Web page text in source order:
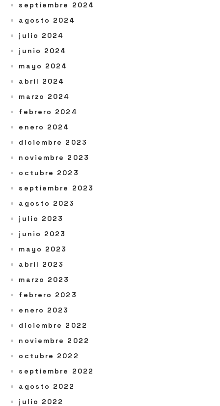
septiembre 2024
agosto 2024
julio 2024
junio 2024
mayo 2024
abril 2024
marzo 2024
febrero 2024
enero 2024
diciembre 2023
noviembre 2023
octubre 2023
septiembre 2023
agosto 2023
julio 2023
junio 2023
mayo 2023
abril 2023
marzo 2023
febrero 2023
enero 2023
diciembre 2022
noviembre 2022
octubre 2022
septiembre 2022
agosto 2022
julio 2022